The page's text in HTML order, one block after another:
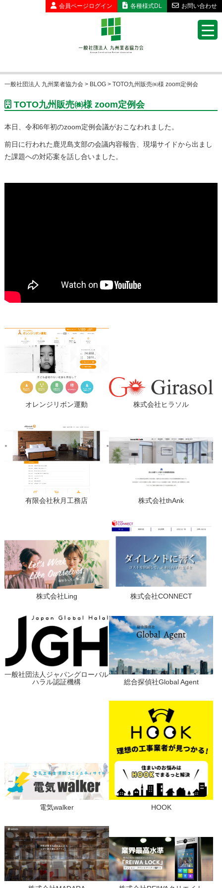
会員ページ ログイン 各種様式DL お問い合わせ
一般社団法人 九州業者協力会> BLOG> TOTO九州販売㈱様 zoom定例会
TOTO九州販売㈱様 zoom定例会
本日、令和6年初のzoom定例会議がおこなわれました。
前日に行われた鹿児島支部の会議内容報告、現場サイドから出まし
た課題への対応案を話し合いました。
オレンジリボン運動 株式会社ヒラソル
有限会社秋月工務店 株式会社thAnk
株式会社Ling 株式会社CONNECT
一般社団法人ジャパングローバル
ハラル認証機構
総合探偵社Global Agent
電気walker HOOK